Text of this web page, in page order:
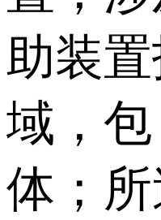
助装
域，
体；